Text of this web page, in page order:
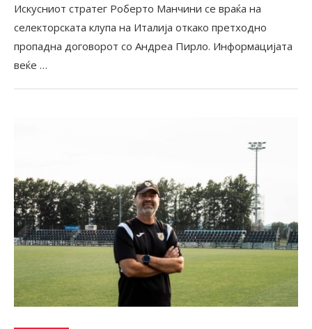
Искусниот стратег Роберто Манчини се враќа на
селекторската клупа на Италија откако претходно
пропадна договорот со Андреа Пирло. Информацијата
веќе …